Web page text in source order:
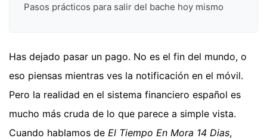
Pasos prácticos para salir del bache hoy mismo
Has dejado pasar un pago. No es el fin del mundo, o
eso piensas mientras ves la notificación en el móvil.
Pero la realidad en el sistema financiero español es
mucho más cruda de lo que parece a simple vista.
Cuando hablamos de El Tiempo En Mora 14 Dias,